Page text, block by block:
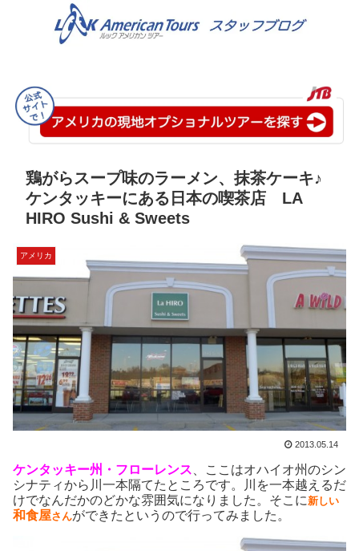
鶏がらスープ味のラーメン、抹茶ケーキ♪
ケンタッキーにある日本の喫茶店 LA
HIRO Sushi & Sweets
アメリカ
2013.05.14
ケンタッキー州・ フローレンス 、ここはオハイオ州のシン
シナティから川一本隔てたところです。川を一本越えるだ
けでなんだかのどかな雰囲気になりました。そこに新しい
和食屋さんができたというので行ってみました。